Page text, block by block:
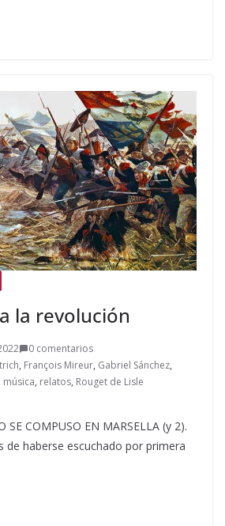
la revolución
0 comentarios
, François Mireur, Gabriel Sánchez,
música, relatos, Rouget de Lisle
SE COMPUSO EN MARSELLA (y 2).
de haberse escuchado por primera